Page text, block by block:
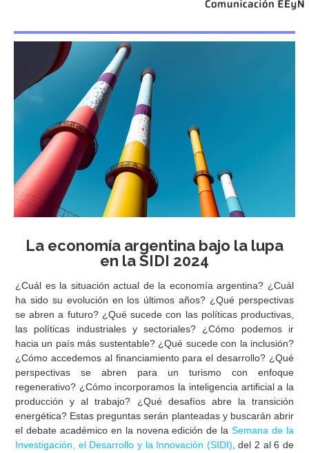
La economía argentina bajo la lupa
en la SIDI 2024
¿Cuál es la situación actual de la economía argentina? ¿Cuál
ha sido su evolución en los últimos años? ¿Qué perspectivas
se abren a futuro? ¿Qué sucede con las políticas productivas,
las políticas industriales y sectoriales? ¿Cómo podemos ir
hacia un país más sustentable? ¿Qué sucede con la inclusión?
¿Cómo accedemos al financiamiento para el desarrollo? ¿Qué
perspectivas se abren para un turismo con enfoque
regenerativo? ¿Cómo incorporamos la inteligencia artificial a la
producción y al trabajo? ¿Qué desafíos abre la transición
energética? Estas preguntas serán planteadas y buscarán abrir
el debate académico en la novena edición de laSemana de la
Investigación, el Desarrollo y la Innovación (SIDI) , del 2 al 6 de